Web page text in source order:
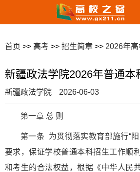
首页 >> 高考 >> 招生简章 >> 2026年
新疆政法学院2026年普通本
新疆政法学院 2026-06-03
第一章 总 则
第一条 为贯彻落实教育部施行“
要求，保证学校普通本科招生工作顺
和考生的合法权益，根据《中华人民